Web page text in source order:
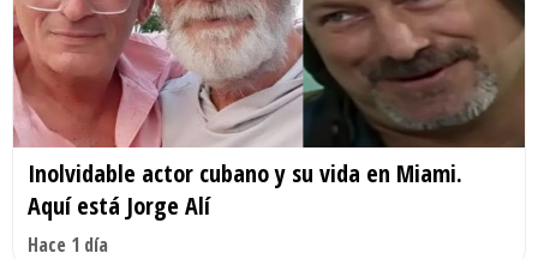
Inolvidable actor cubano y su vida en Miami.
Aquí está Jorge Alí
Hace 1 día